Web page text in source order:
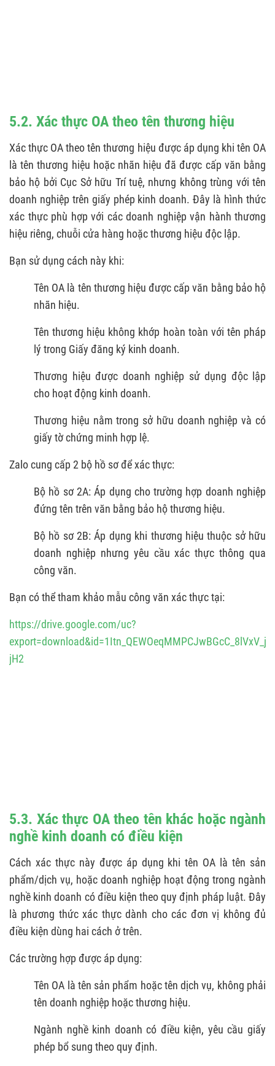
5.2. Xác thực OA theo tên thương hiệu
Xác thực OA theo tên thương hiệu được áp dụng khi tên OA
là tên thương hiệu hoặc nhãn hiệu đã được cấp văn bằng
bảo hộ bởi Cục Sở hữu Trí tuệ, nhưng không trùng với tên
doanh nghiệp trên giấy phép kinh doanh. Đây là hình thức
xác thực phù hợp với các doanh nghiệp vận hành thương
hiệu riêng, chuỗi cửa hàng hoặc thương hiệu độc lập.
Bạn sử dụng cách này khi:
Tên OA là tên thương hiệu được cấp văn bằng bảo hộ
nhãn hiệu.
Tên thương hiệu không khớp hoàn toàn với tên pháp
lý trong Giấy đăng ký kinh doanh.
Thương hiệu được doanh nghiệp sử dụng độc lập
cho hoạt động kinh doanh.
Thương hiệu nằm trong sở hữu doanh nghiệp và có
giấy tờ chứng minh hợp lệ.
Zalo cung cấp 2 bộ hồ sơ để xác thực:
Bộ hồ sơ 2A: Áp dụng cho trường hợp doanh nghiệp
đứng tên trên văn bằng bảo hộ thương hiệu.
Bộ hồ sơ 2B: Áp dụng khi thương hiệu thuộc sở hữu
doanh nghiệp nhưng yêu cầu xác thực thông qua
công văn.
Bạn có thể tham khảo mẫu công văn xác thực tại:
https://drive.google.com/uc?
export=download&id=1Itn_QEWOeqMMPCJwBGcC_8lVxV_j-
jH2
5.3. Xác thực OA theo tên khác hoặc ngành
nghề kinh doanh có điều kiện
Cách xác thực này được áp dụng khi tên OA là tên sản
phẩm/dịch vụ, hoặc doanh nghiệp hoạt động trong ngành
nghề kinh doanh có điều kiện theo quy định pháp luật. Đây
là phương thức xác thực dành cho các đơn vị không đủ
điều kiện dùng hai cách ở trên.
Các trường hợp được áp dụng:
Tên OA là tên sản phẩm hoặc tên dịch vụ, không phải
tên doanh nghiệp hoặc thương hiệu.
Ngành nghề kinh doanh có điều kiện, yêu cầu giấy
phép bổ sung theo quy định.